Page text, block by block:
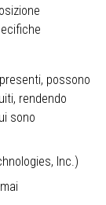
possono
rendendo
sono
Inc.)